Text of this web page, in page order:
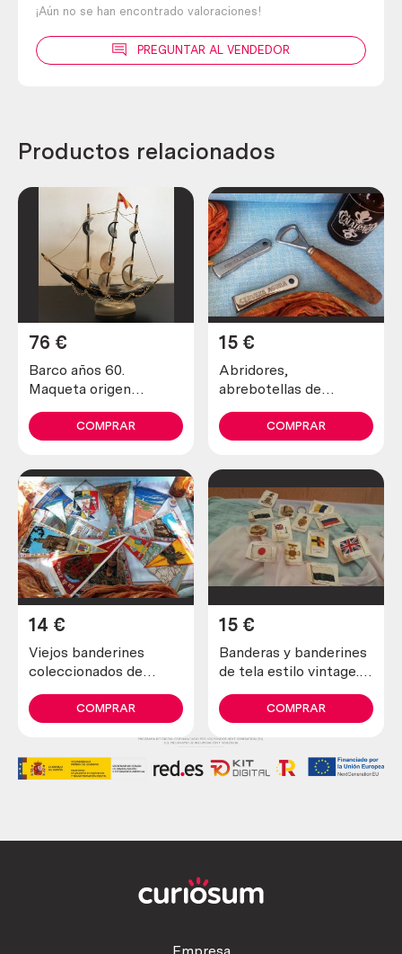
¡Aún no se han encontrado valoraciones!
PREGUNTAR AL VENDEDOR
Productos relacionados
Barco años 60.
Maqueta origen
hueso. Magníficos
detalles. Muy pesado.
76 €
COMPRAR
Abridores,
abrebotellas de
15 €
COMPRAR
Viejos banderines
coleccionados de
14 €
COMPRAR
Banderas y banderines
de tela estilo vintage.
15 €
COMPRAR